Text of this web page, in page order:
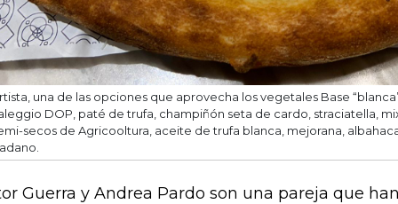
una de las opciones que aprovecha los vegetales Base
DOP, paté de trufa, champiñón seta de cardo, straciatella,
secos de Agricooltura, aceite de trufa blanca, mejorana,
Guerra y Andrea Pardo son una pareja que